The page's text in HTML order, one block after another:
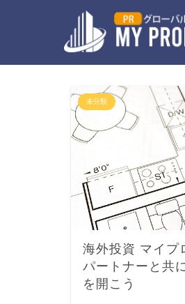
未分類
海外投資 マイプ
パートナーと共
を開こう